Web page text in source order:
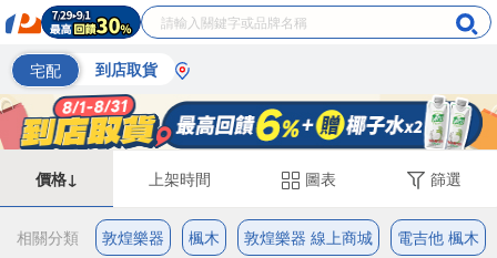
宅配 到店取貨
價格↓ 上架時間 圖表 篩選
相關分類 敦煌樂器 楓木 敦煌樂器 線上商城 電吉他 楓木